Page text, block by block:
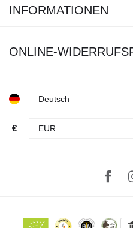
INFORMATIONEN
ONLINE-
€